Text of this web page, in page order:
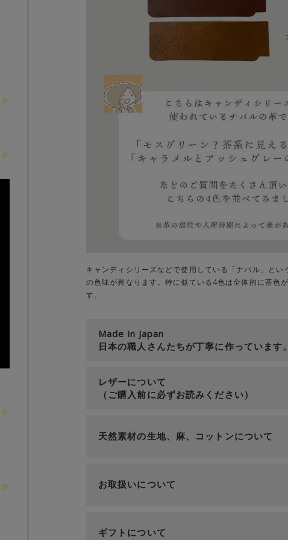
キャンディシリーズなどで使用している「ナバル」とい
の色味が異なります。特に似ている4色は全体的に茶色
す。
Made in Japan
日本の職人さんたちが丁寧に作っています。
レザーについて
（ご購入前に必ずお読みください）
天然素材の生地、麻、コットンについて
お取扱いについて
ギフトについて